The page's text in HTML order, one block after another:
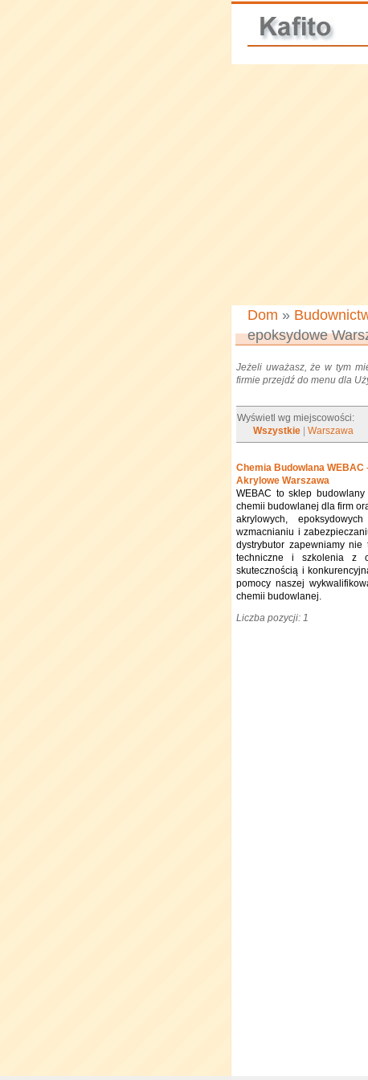
Dom »
epoksydowe
Jeżeli uważasz, że w tym
firmie przejdź do menu dla
Wyświetl wg miejscowości:
Wszystkie |Warszawa
Chemia Budowlana WEBAC
Akrylowe Warszawa
WEBAC to sklep
chemii budowlanej dla firm
akrylowych,
wzmacnianiu i
dystrybutor zapewniamy
techniczne i szkolenia z
skutecznością i
pomocy naszej
chemii budowlanej.
Liczba pozycji: 1